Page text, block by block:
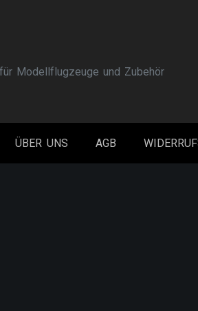
Modellflugzeuge und Zubehör
ÜBER UNS AGB